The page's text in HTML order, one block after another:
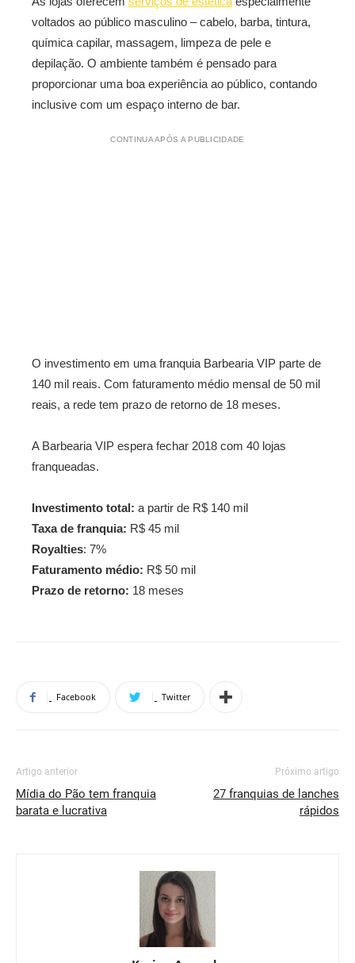
voltados ao público masculino – cabelo, barba, tintura,
química capilar, massagem, limpeza de pele e
depilação. O ambiente também é pensado para
proporcionar uma boa experiência ao público, contando
inclusive com um espaço interno de bar.
CONTINUA APÓS A PUBLICIDADE
O investimento em uma franquia Barbearia VIP parte de
140 mil reais. Com faturamento médio mensal de 50 mil
reais, a rede tem prazo de retorno de 18 meses.
A Barbearia VIP espera fechar 2018 com 40 lojas
franqueadas.
Investimento total: a partir de R$ 140 mil
Taxa de franquia: R$ 45 mil
Royalties: 7%
Faturamento médio: R$ 50 mil
Prazo de retorno: 18 meses
Facebook Twitter
Artigo anterior
Mídia do Pão tem franquia
barata e lucrativa
Próximo artigo
27 franquias de lanches
rápidos